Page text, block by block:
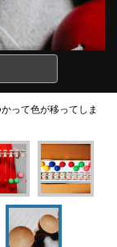
って色が移ってしま